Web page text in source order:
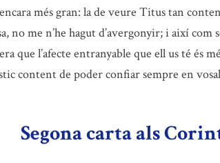
més gran: la de veure Titus tan
no me n’he hagut d’avergonyir; i així
que l’afecte entranyable que ell us té és
content de poder confiar sempre en
Segona carta als